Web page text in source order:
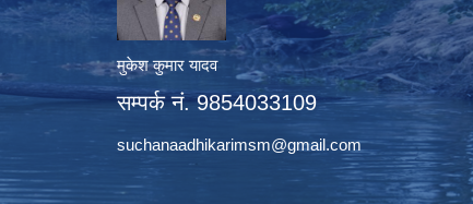
मुकेश कुमार यादव
सम्पर्क नं. 9854033109
suchanaadhikarimsm@gmail.com